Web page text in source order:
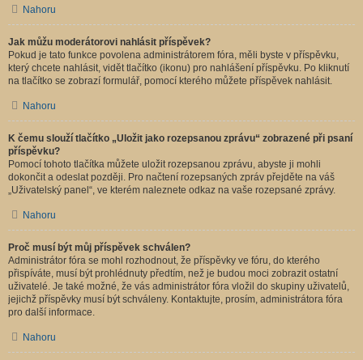
Nahoru
Jak můžu moderátorovi nahlásit příspěvek?
Pokud je tato funkce povolena administrátorem fóra, měli byste v příspěvku,
který chcete nahlásit, vidět tlačítko (ikonu) pro nahlášení příspěvku. Po kliknutí
na tlačítko se zobrazí formulář, pomocí kterého můžete příspěvek nahlásit.
Nahoru
K čemu slouží tlačítko „Uložit jako rozepsanou zprávu“ zobrazené při psaní
příspěvku?
Pomocí tohoto tlačítka můžete uložit rozepsanou zprávu, abyste ji mohli
dokončit a odeslat později. Pro načtení rozepsaných zpráv přejděte na váš
„Uživatelský panel“, ve kterém naleznete odkaz na vaše rozepsané zprávy.
Nahoru
Proč musí být můj příspěvek schválen?
Administrátor fóra se mohl rozhodnout, že příspěvky ve fóru, do kterého
přispíváte, musí být prohlédnuty předtím, než je budou moci zobrazit ostatní
uživatelé. Je také možné, že vás administrátor fóra vložil do skupiny uživatelů,
jejichž příspěvky musí být schváleny. Kontaktujte, prosím, administrátora fóra
pro další informace.
Nahoru